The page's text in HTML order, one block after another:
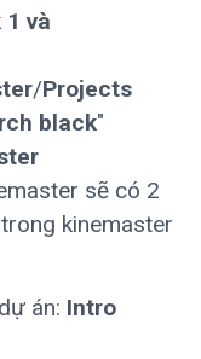
và
/Projects
black"
sẽ có 2
kinemaster
án: Intro